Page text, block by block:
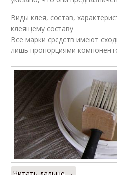
Виды клея, состав,
клеящему составу
Все марки средств имеют
лишь пропорциями
Читать дальше →